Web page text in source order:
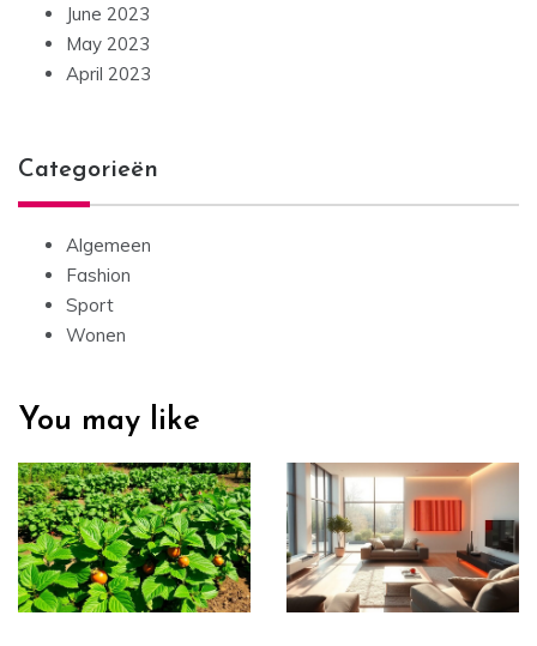
June 2023
May 2023
April 2023
Categorieën
Algemeen
Fashion
Sport
Wonen
You may like